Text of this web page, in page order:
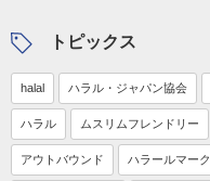
トピックス
halal ハラル・ジャパン協会
ハラル ムスリムフレンドリー
アウトバウンド ハラールマーク